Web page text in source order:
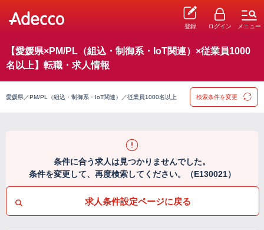
登録 ログイン メニュー
【愛媛県×PM/PL（組込・制御系・IoT関連）×従業員1000
名以上】転職・求人情報
愛媛県／PM/PL（組込・制御系・IoT関連）／従業員1000名以上 検索条件を変更
条件に合う求人は見つかりませんでした。
条件を変更して、再度検索してください。（E130021）
求人条件設定ページに戻る